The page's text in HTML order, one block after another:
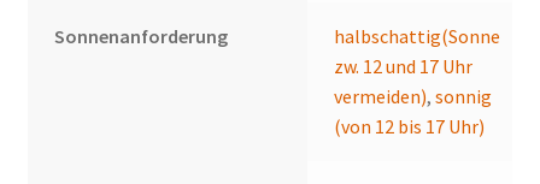
Sonnenanforderung
halbschattig(Sonne
zw. 12 und 17 Uhr
vermeiden),sonnig
(von 12 bis 17 Uhr)